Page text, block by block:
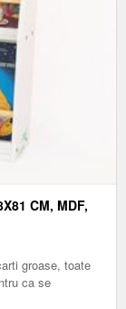
CM, MDF,
groase, toate
ca se